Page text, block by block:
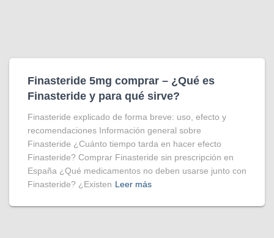
Finasteride 5mg comprar – ¿Qué es
Finasteride y para qué sirve?
Finasteride explicado de forma breve: uso, efecto y
recomendaciones Información general sobre
Finasteride ¿Cuánto tiempo tarda en hacer efecto
Finasteride? Comprar Finasteride sin prescripción en
España ¿Qué medicamentos no deben usarse junto con
Finasteride? ¿Existen Leer más